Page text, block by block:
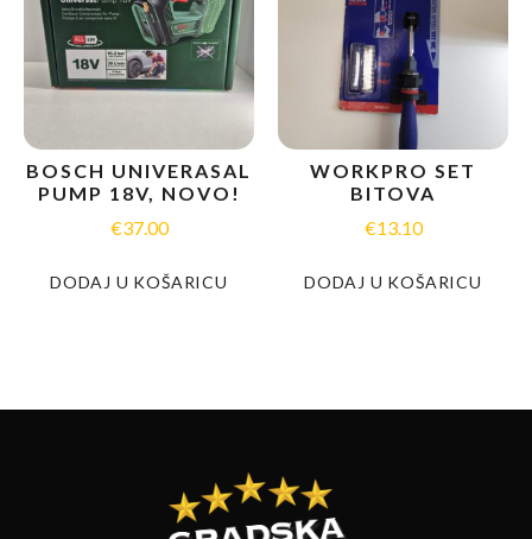
BOSCH UNIVERASAL
PUMP 18V, NOVO!
€37.00
DODAJ U KOŠARICU
WORKPRO SET
BITOVA
€13.10
DODAJ U KOŠARICU